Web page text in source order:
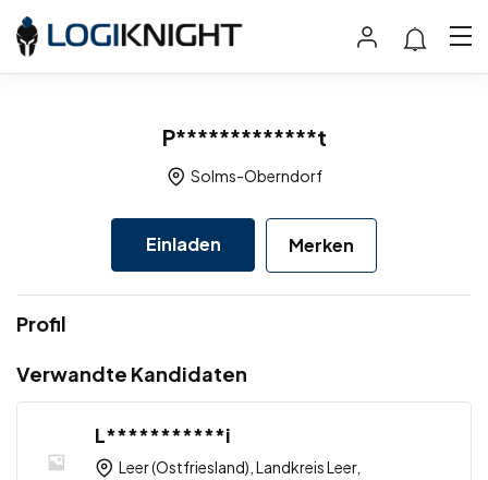
P*************t
Solms-Oberndorf
Einladen Merken
Profil
Verwandte Kandidaten
L***********i
Leer (Ostfriesland), Landkreis Leer,